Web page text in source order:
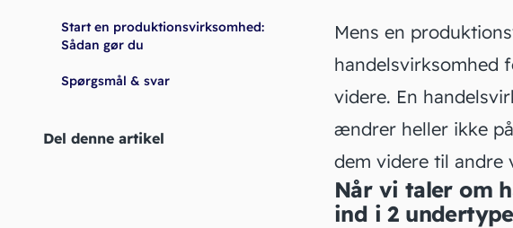
Start en produktionsvirksomhed:
Sådan gør du
Spørgsmål & svar
Del denne artikel
Mens en
handelsvirksomhed
videre. En
ændrer heller ikke
dem videre til andre
Når vi taler om
ind i 2